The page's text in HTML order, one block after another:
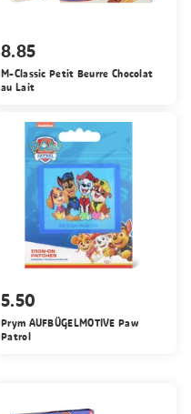
8.85
M-Classic Petit Beurre Chocolat
au Lait
5.50
Prym AUFBÜGELMOTIVE Paw
Patrol